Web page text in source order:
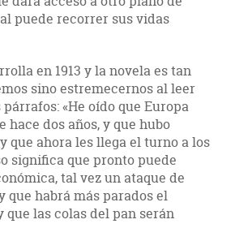
puede recorrer sus vidas
en 1913 y la novela es tan
sino estremecernos al leer
«He oído que Europa
hace dos años, y que hubo
que ahora les llega el turno a los
significa que pronto puede
tal vez un ataque de
que habrá más parados el
las colas del pan serán